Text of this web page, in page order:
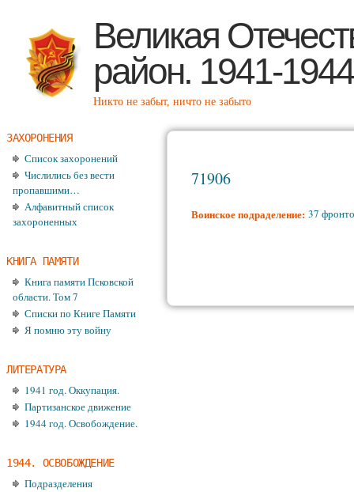
Великая
район. 1941-1944
Никто не забыт, ничто не забыто
71906
Воинское подраделение: 37
ЗАХОРОНЕНИЯ
Список захоронений
Числились без вести
пропавшими…
Алфавитный список
захороненных
КНИГА ПАМЯТИ
Книга памяти Псковской
области. Том 7
Списки по Книге Памяти
Я помню эту войну
ЛИТЕРАТУРА
1941 год. Оккупация.
Партизанское движение
1944 год. Освобождение.
1944. ОСВОБОЖДЕНИЕ
Подразделения